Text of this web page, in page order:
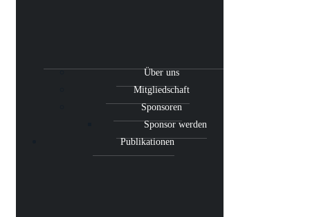
Über uns
Mitgliedschaft
Sponsoren
Sponsor werden
Publikationen